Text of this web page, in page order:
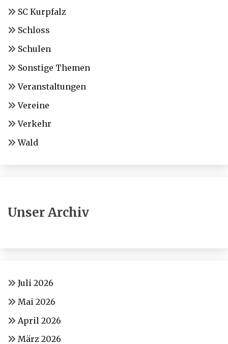
SC Kurpfalz
Schloss
Schulen
Sonstige Themen
Veranstaltungen
Vereine
Verkehr
Wald
Unser Archiv
Juli 2026
Mai 2026
April 2026
März 2026